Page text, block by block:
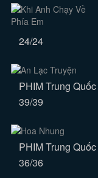
24/24
PHIM Trung Quốc
39/39
PHIM Trung Quốc
36/36